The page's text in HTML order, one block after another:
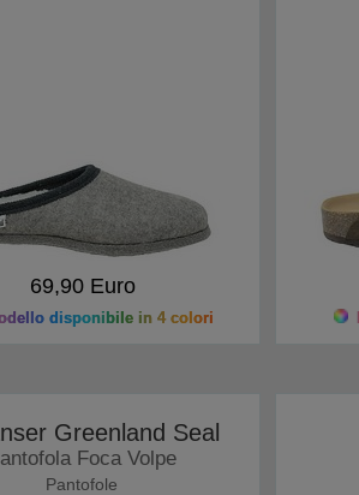
69,90 Euro
disponibile in 4 colori
Greenland Seal
Foca Volpe
Pantofole